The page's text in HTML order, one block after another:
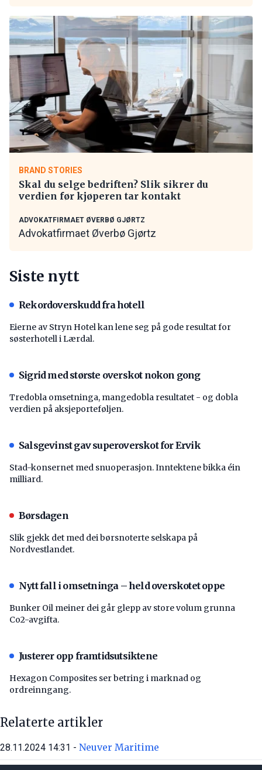
BRAND STORIES
Skal du selge bedriften? Slik sikrer du
verdien før kjøperen tar kontakt
ADVOKATFIRMAET ØVERBØ GJØRTZ
Advokatfirmaet Øverbø Gjørtz
Siste nytt
Rekordoverskudd fra hotell
Eierne av Stryn Hotel kan lene seg på gode resultat for
søsterhotell i Lærdal.
Sigrid med største overskot nokon gong
Tredobla omsetninga, mangedobla resultatet - og dobla
verdien på aksjeporteføljen.
Salsgevinst gav superoverskot for Ervik
Stad-konsernet med snuoperasjon. Inntektene bikka éin
milliard.
Børsdagen
Slik gjekk det med dei børsnoterte selskapa på
Nordvestlandet.
Nytt fall i omsetninga – held overskotet oppe
Bunker Oil meiner dei går glepp av store volum grunna
Co2-avgifta.
Justerer opp framtidsutsiktene
Hexagon Composites ser betring i marknad og
ordreinngang.
Relaterte artikler
28.11.2024 14:31 - Neuver Maritime